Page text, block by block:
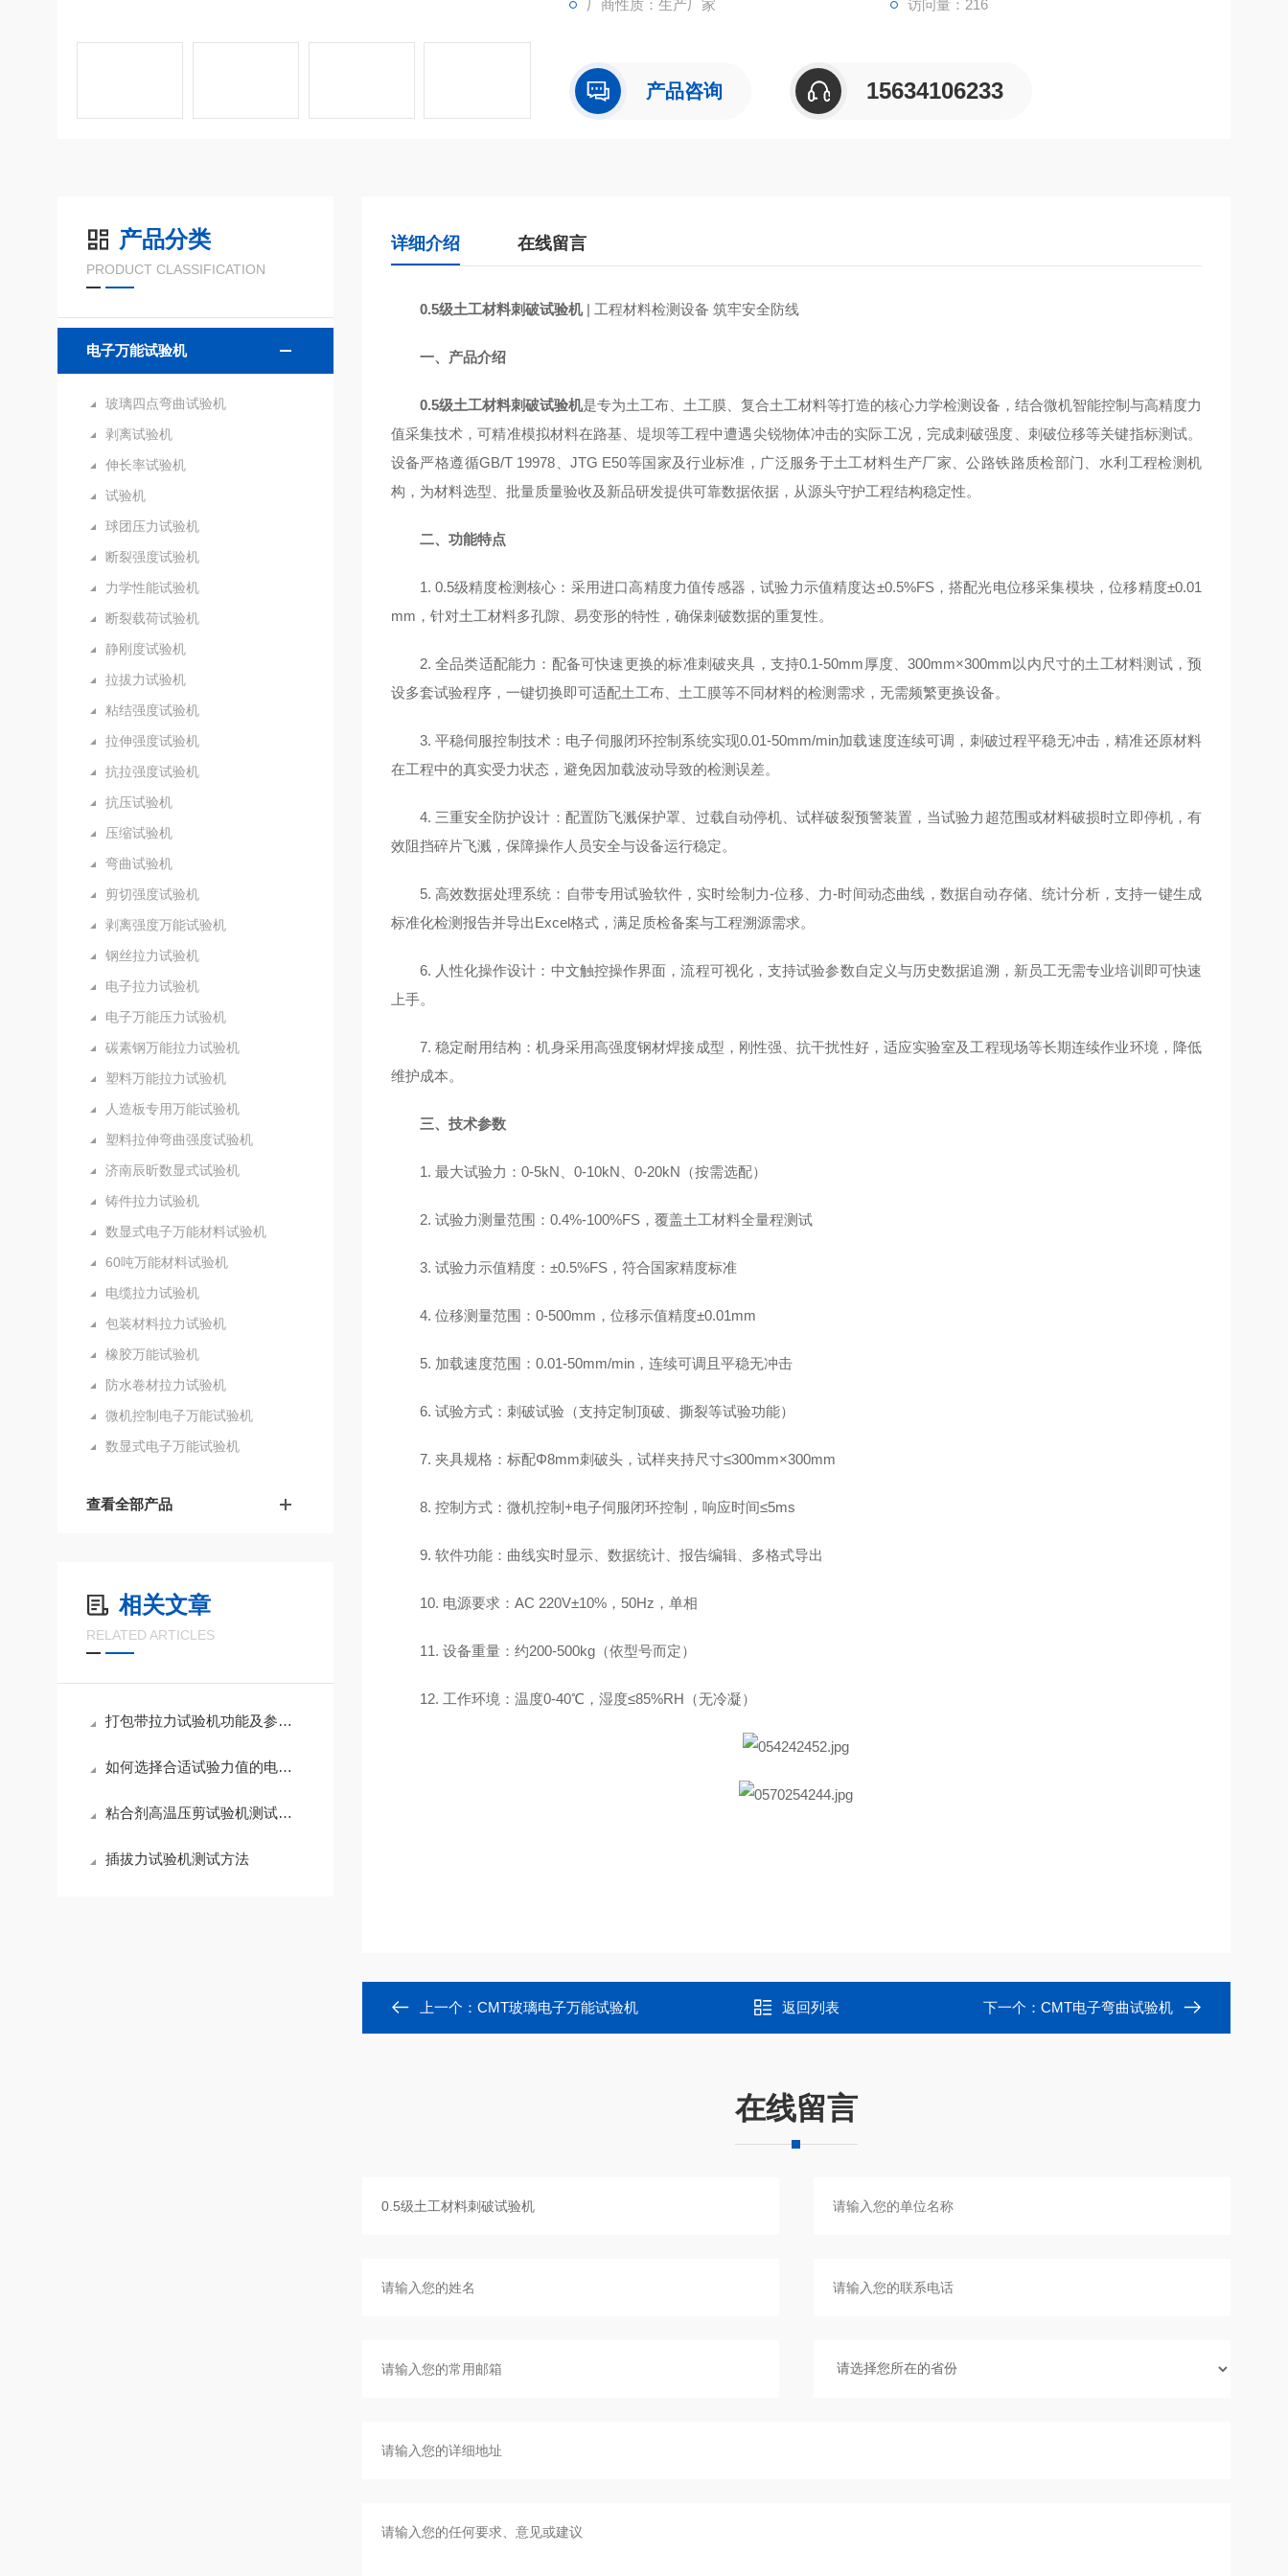
厂商性质：生产厂家 访问量：216
产品咨询 15634106233
产品分类
PRODUCT CLASSIFICATION
电子万能试验机
玻璃四点弯曲试验机
剥离试验机
伸长率试验机
试验机
球团压力试验机
断裂强度试验机
力学性能试验机
断裂载荷试验机
静刚度试验机
拉拔力试验机
粘结强度试验机
拉伸强度试验机
抗拉强度试验机
抗压试验机
压缩试验机
弯曲试验机
剪切强度试验机
剥离强度万能试验机
钢丝拉力试验机
电子拉力试验机
电子万能压力试验机
碳素钢万能拉力试验机
塑料万能拉力试验机
人造板专用万能试验机
塑料拉伸弯曲强度试验机
济南辰昕数显式试验机
铸件拉力试验机
数显式电子万能材料试验机
60吨万能材料试验机
电缆拉力试验机
包装材料拉力试验机
橡胶万能试验机
防水卷材拉力试验机
微机控制电子万能试验机
数显式电子万能试验机
查看全部产品
相关文章
RELATED ARTICLES
打包带拉力试验机功能及参数介绍
如何选择合适试验力值的电子拉力试验机
粘合剂高温压剪试验机测试方法
插拔力试验机测试方法
详细介绍 在线留言
0.5级土工材料刺破试验机| 工程材料检测设备 筑牢安全防线
一、产品介绍
0.5级土工材料刺破试验机是专为土工布、土工膜、复合土工材料等打造的核心力学检测设备，结合微机智能控制与高精度力
值采集技术，可精准模拟材料在路基、堤坝等工程中遭遇尖锐物体冲击的实际工况，完成刺破强度、刺破位移等关键指标测试。
设备严格遵循GB/T 19978、JTG E50等国家及行业标准，广泛服务于土工材料生产厂家、公路铁路质检部门、水利工程检测机
构，为材料选型、批量质量验收及新品研发提供可靠数据依据，从源头守护工程结构稳定性。
二、功能特点
1. 0.5级精度检测核心：采用进口高精度力值传感器，试验力示值精度达±0.5%FS，搭配光电位移采集模块，位移精度±0.01
mm ，针对土工材料多孔隙、易变形的特性，确保刺破数据的重复性。
2. 全品类适配能力：配备可快速更换的标准刺破夹具，支持0.1-50mm厚度、300mm×300mm以内尺寸的土工材料测试，预
设多套试验程序，一键切换即可适配土工布、土工膜等不同材料的检测需求，无需频繁更换设备。
3. 平稳伺服控制技术：电子伺服闭环控制系统实现0.01-50mm/min加载速度连续可调，刺破过程平稳无冲击，精准还原材料
在工程中的真实受力状态，避免因加载波动导致的检测误差。
4. 三重安全防护设计：配置防飞溅保护罩、过载自动停机、试样破裂预警装置，当试验力超范围或材料破损时立即停机，有
效阻挡碎片飞溅，保障操作人员安全与设备运行稳定。
5. 高效数据处理系统：自带专用试验软件，实时绘制力-位移、力-时间动态曲线，数据自动存储、统计分析，支持一键生成
标准化检测报告并导出Excel格式，满足质检备案与工程溯源需求。
6. 人性化操作设计：中文触控操作界面，流程可视化，支持试验参数自定义与历史数据追溯，新员工无需专业培训即可快速
上手。
7. 稳定耐用结构：机身采用高强度钢材焊接成型，刚性强、抗干扰性好，适应实验室及工程现场等长期连续作业环境，降低
维护成本。
三、技术参数
1. 最大试验力：0-5kN、0-10kN、0-20kN（按需选配）
2. 试验力测量范围：0.4%-100%FS，覆盖土工材料全量程测试
3. 试验力示值精度： ±0.5%FS，符合国家精度标准
4. 位移测量范围：0-500mm，位移示值精度±0.01mm
5. 加载速度范围：0.01-50mm/min，连续可调且平稳无冲击
6. 试验方式：刺破试验（支持定制顶破、撕裂等试验功能）
7. 夹具规格：标配Φ8mm刺破头，试样夹持尺寸≤300mm×300mm
8. 控制方式：微机控制+电子伺服闭环控制，响应时间≤5ms
9. 软件功能：曲线实时显示、数据统计、报告编辑、多格式导出
10. 电源要求：AC 220V±10%，50Hz，单相
11. 设备重量：约200-500kg（依型号而定）
12. 工作环境：温度0-40℃，湿度≤85%RH（无冷凝）
上一个： CMT玻璃电子万能试验机 返回列表 下一个： CMT电子弯曲试验机
在线留言